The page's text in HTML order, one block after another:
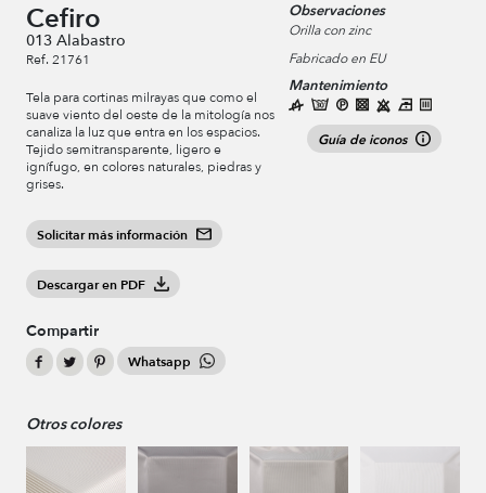
Cefiro
013 Alabastro
Ref. 21761
Tela para cortinas milrayas que como el
suave viento del oeste de la mitología nos
canaliza la luz que entra en los espacios.
Tejido semitransparente, ligero e
ignífugo, en colores naturales, piedras y
grises.
Solicitar más información
Descargar en PDF
Compartir
Whatsapp
Observaciones
Orilla con zinc
Fabricado en EU
Mantenimiento
Guía de iconos
Otros colores